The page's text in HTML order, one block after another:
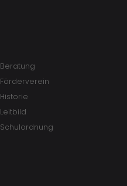
Beratung
Förderverein
Historie
Leitbild
Schulordnung